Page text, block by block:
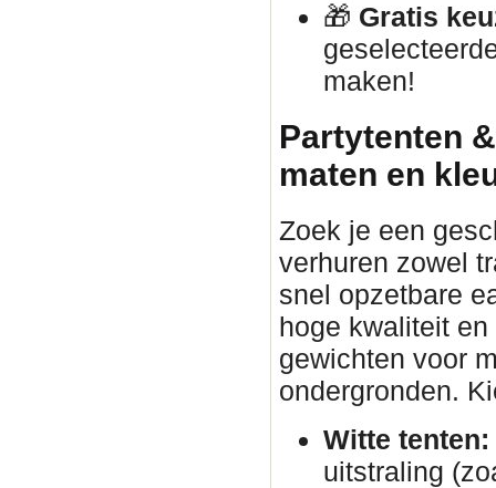
🎁 Gratis
maken!
Partytenten
maten en
Zoek je een
verhuren zowel
snel opzetbare
hoge kwaliteit
gewichten voor
ondergronden.
Witte tenten:
uitstraling